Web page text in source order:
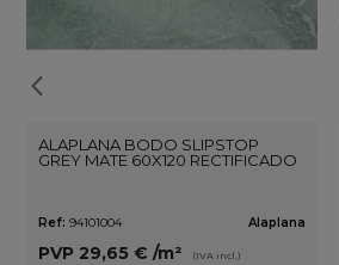
ALAPLANA BODO SLIPSTOP
GREY MATE 60X120 RECTIFICADO
Ref: 94101004 Alaplana
PVP 29,65 € /m² (IVA incl.)